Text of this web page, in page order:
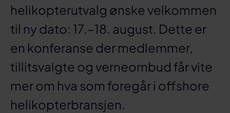
helikopterutvalg ønske velkommen
til ny dato: 17.–18. august. Dette er
en konferanse der medlemmer,
tillitsvalgte og verneombud får vite
mer om hva som foregår i offshore
helikopterbransjen.